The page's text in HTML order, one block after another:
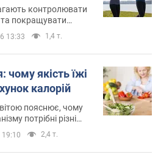
контролювати
та покращувати
13:33 1,4 т.
чому якість їжі
калорій
пояснює, чому
потрібні різні
2,4 т.